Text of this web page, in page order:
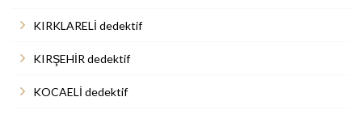
KIRKLARELİ dedektif
KIRŞEHİR dedektif
KOCAELİ dedektif